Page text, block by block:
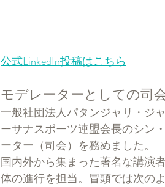
公式LinkedIn投稿はこちら
モデレーターとしての司
一般社団法人パタンジャリ・ジ
ーサナスポーツ連盟会長のシン
ーター（司会）を務めました。
国内外から集まった著名な講演
体の進行を担当。冒頭では次の